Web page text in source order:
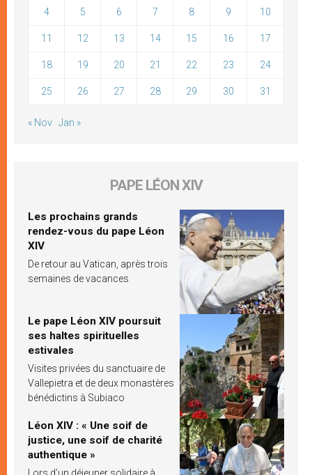
4 5 6 7 8 9 10
11 12 13 14 15 16 17
18 19 20 21 22 23 24
25 26 27 28 29 30 31
« Nov Jan »
PAPE LÉON XIV
Les prochains grands
rendez-vous du pape Léon
XIV
De retour au Vatican, après trois
semaines de vacances
Le pape Léon XIV poursuit
ses haltes spirituelles
estivales
Visites privées du sanctuaire de
Vallepietra et de deux monastères
bénédictins à Subiaco
Léon XIV : « Une soif de
justice, une soif de charité
authentique »